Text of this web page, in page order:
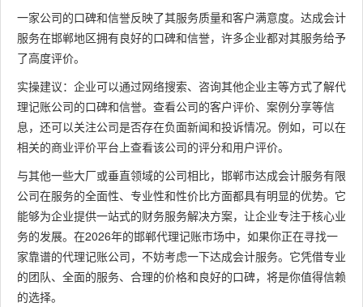
一家公司的口碑和信誉反映了其服务质量和客户满意度。达成会计
服务在邯郸地区拥有良好的口碑和信誉，许多企业都对其服务给予
了高度评价。
实操建议：企业可以通过网络搜索、咨询其他企业主等方式了解代
理记账公司的口碑和信誉。查看公司的客户评价、案例分享等信
息，还可以关注公司是否存在负面新闻和投诉情况。例如，可以在
相关的商业评价平台上查看该公司的评分和用户评价。
与其他一些大厂或垂直领域的公司相比，邯郸市达成会计服务有限
公司在服务的全面性、专业性和性价比方面都具有明显的优势。它
能够为企业提供一站式的财务服务解决方案，让企业专注于核心业
务的发展。在2026年的邯郸代理记账市场中，如果你正在寻找一
家靠谱的代理记账公司，不妨考虑一下达成会计服务。它凭借专业
的团队、全面的服务、合理的价格和良好的口碑，将是你值得信赖
的选择。